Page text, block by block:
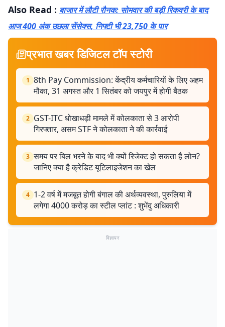
Also Read : बाजार में लौटी रौनक: सोमवार की बड़ी रिकवरी के बाद
आज 400 अंक उछला सेंसेक्स, निफ्टी भी 23,750 के पार
प्रभात खबर डिजिटल टॉप स्टोरी
1 8th Pay Commission: केंद्रीय कर्मचारियों के लिए अहम
मौका, 31 अगस्त और 1 सितंबर को जयपुर में होगी बैठक
2 GST-ITC धोखाधड़ी मामले में कोलकाता से 3 आरोपी
गिरफ्तार, असम STF ने कोलकाता ने की कार्रवाई
3 समय पर बिल भरने के बाद भी क्यों रिजेक्ट हो सकता है लोन?
जानिए क्या है क्रेडिट यूटिलाइजेशन का खेल
4 1-2 वर्ष में मजबूत होगी बंगाल की अर्थव्यवस्था, पुरुलिया में
लगेगा 4000 करोड़ का स्टील प्लांट : शुभेंदु अधिकारी
विज्ञापन